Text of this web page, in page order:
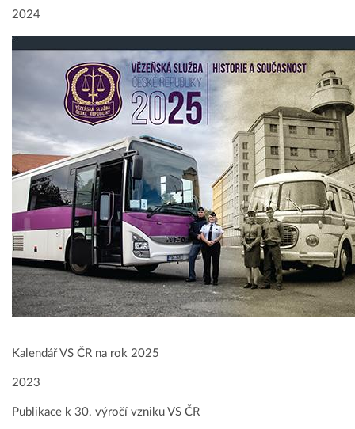
2024
Kalendář VS ČR na rok 2025
2023
Publikace k 30. výročí vzniku VS ČR